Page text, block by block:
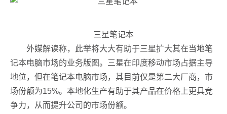
三星笔记本
外媒解读称，此举将大大有助于三星扩大其在当地笔
记本电脑市场的业务版图。三星在印度移动市场占据主导
地位，但在笔记本电脑市场，其目前仅是第二大厂商，市
场份额为15%。 本地化生产有助于其产品在价格上更具竞
争力，从而提升公司的市场份额。